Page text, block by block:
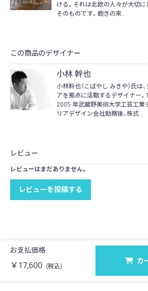
ける。それは北欧の人々が大切
そのものです。飽きの来...
この商品のデザイナー
小林 幹也
小林幹也（こばやし みきや）氏は
アを拠点に活動するデザイナー。
2005 年武蔵野美術大学工芸工業
リアデザイン会社勤務後、株式...
レビュー
レビューはまだありません。
レビューを投稿する
お支払価格
￥17,600 (税込)
カ